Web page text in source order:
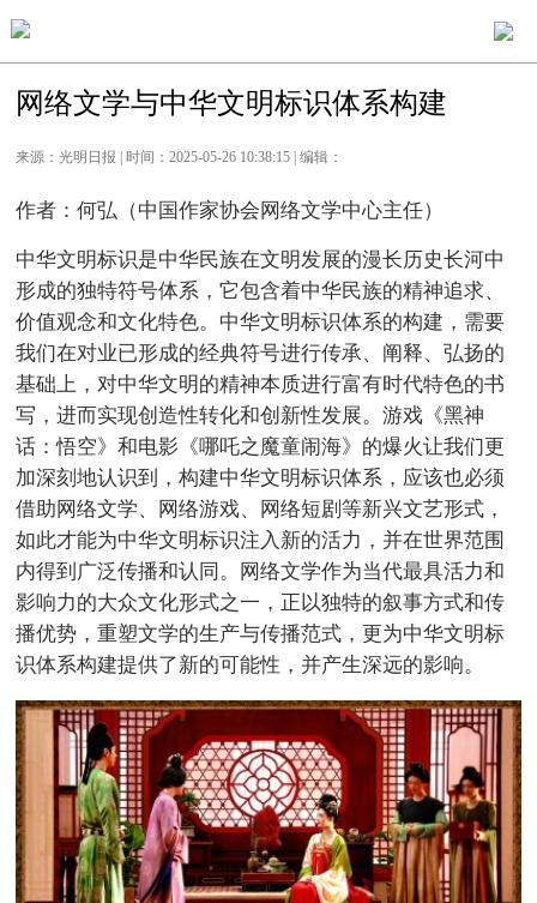
网络文学与中华文明标识体系构建
来源：光明日报 | 时间：2025-05-26 10:38:15 | 编辑：
作者：何弘（中国作家协会网络文学中心主任）
中华文明标识是中华民族在文明发展的漫长历史长河中
形成的独特符号体系，它包含着中华民族的精神追求、
价值观念和文化特色。中华文明标识体系的构建，需要
我们在对业已形成的经典符号进行传承、阐释、弘扬的
基础上，对中华文明的精神本质进行富有时代特色的书
写，进而实现创造性转化和创新性发展。游戏《黑神
话：悟空》和电影《哪吒之魔童闹海》的爆火让我们更
加深刻地认识到，构建中华文明标识体系，应该也必须
借助网络文学、网络游戏、网络短剧等新兴文艺形式，
如此才能为中华文明标识注入新的活力，并在世界范围
内得到广泛传播和认同。网络文学作为当代最具活力和
影响力的大众文化形式之一，正以独特的叙事方式和传
播优势，重塑文学的生产与传播范式，更为中华文明标
识体系构建提供了新的可能性，并产生深远的影响。